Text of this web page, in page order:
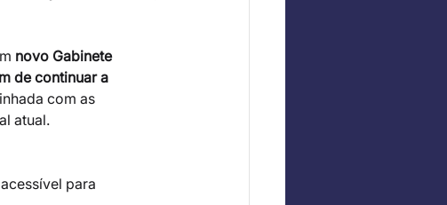
novo Gabinete
de continuar a
com as
atual.
para